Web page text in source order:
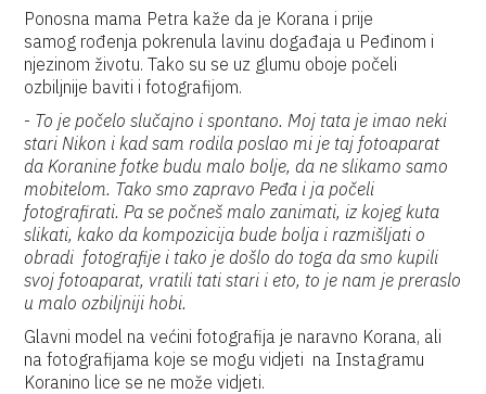
Ponosna mama Petra kaže da je Korana i prije
samog rođenja pokrenula lavinu događaja u Peđinom i
njezinom životu. Tako su se uz glumu oboje počeli
ozbiljnije baviti i fotografijom.
- To je počelo slučajno i spontano. Moj tata je imao neki
stari Nikon i kad sam rodila poslao mi je taj fotoaparat
da Koranine fotke budu malo bolje, da ne slikamo samo
mobitelom. Tako smo zapravo Peđa i ja počeli
fotografirati. Pa se počneš malo zanimati, iz kojeg kuta
slikati, kako da kompozicija bude bolja i razmišljati o
obradi fotografije i tako je došlo do toga da smo kupili
svoj fotoaparat, vratili tati stari i eto, to je nam je preraslo
u malo ozbiljniji hobi.
Glavni model na većini fotografija je naravno Korana, ali
na fotografijama koje se mogu vidjeti na Instagramu
Koranino lice se ne može vidjeti.